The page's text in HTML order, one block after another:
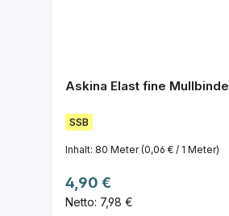
Askina Elast fine Mullbinde
SSB
Inhalt: 80 Meter(0,06 € / 1 Meter)
Regulärer Preis:
4,90 €
Netto: 7,98 €